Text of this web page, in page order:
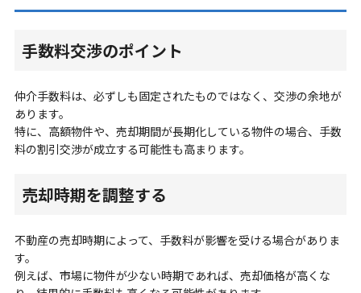
手数料交渉のポイント
仲介手数料は、必ずしも固定されたものではなく、交渉の余地が
あります。
特に、高額物件や、売却期間が長期化している物件の場合、手数
料の割引交渉が成立する可能性も高まります。
売却時期を調整する
不動産の売却時期によって、手数料が影響を受ける場合がありま
す。
例えば、市場に物件が少ない時期であれば、売却価格が高くな